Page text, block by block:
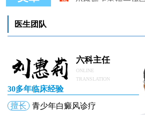
小孩脸上出现白斑
小孩脸上有白斑块
医生团队
六科主任
ONLINE
TRANSLATION
30多年临床经验
擅长
青少年白癜风诊疗